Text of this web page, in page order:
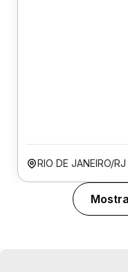
RIO DE JANEIRO/RJ